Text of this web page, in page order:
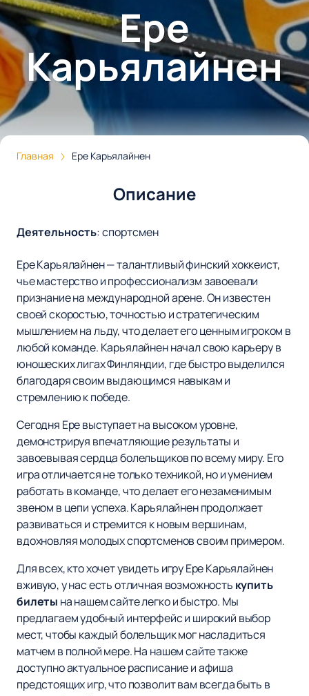
Ере
Карьялайнен
Главная Ере Карьялайнен
Описание
Деятельность:спортсмен
Ере Карьялайнен — талантливый финский хоккеист,
чье мастерство и профессионализм завоевали
признание на международной арене. Он известен
своей скоростью, точностью и стратегическим
мышлением на льду, что делает его ценным игроком в
любой команде. Карьялайнен начал свою карьеру в
юношеских лигах Финляндии, где быстро выделился
благодаря своим выдающимся навыкам и
стремлению к победе.
Сегодня Ере выступает на высоком уровне,
демонстрируя впечатляющие результаты и
завоевывая сердца болельщиков по всему миру. Его
игра отличается не только техникой, но и умением
работать в команде, что делает его незаменимым
звеном в цепи успеха. Карьялайнен продолжает
развиваться и стремится к новым вершинам,
вдохновляя молодых спортсменов своим примером.
Для всех, кто хочет увидеть игру Ере Карьялайнен
вживую, у нас есть отличная возможность купить
билеты на нашем сайте легко и быстро. Мы
предлагаем удобный интерфейс и широкий выбор
мест, чтобы каждый болельщик мог насладиться
матчем в полной мере. На нашем сайте также
доступно актуальное расписание и афиша
предстоящих игр, что позволит вам всегда быть в